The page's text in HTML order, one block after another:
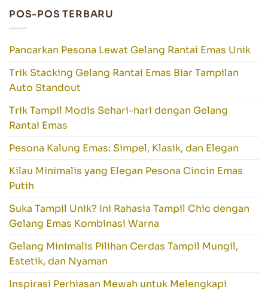
POS-POS TERBARU
Pancarkan Pesona Lewat Gelang Rantai Emas Unik
Trik Stacking Gelang Rantai Emas Biar Tampilan
Auto Standout
Trik Tampil Modis Sehari-hari dengan Gelang
Rantai Emas
Pesona Kalung Emas: Simpel, Klasik, dan Elegan
Kilau Minimalis yang Elegan Pesona Cincin Emas
Putih
Suka Tampil Unik? Ini Rahasia Tampil Chic dengan
Gelang Emas Kombinasi Warna
Gelang Minimalis Pilihan Cerdas Tampil Mungil,
Estetik, dan Nyaman
Inspirasi Perhiasan Mewah untuk Melengkapi